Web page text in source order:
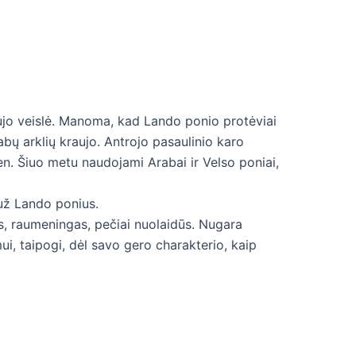
veislė. Manoma, kad Lando ponio protėviai
arklių kraujo. Antrojo pasaulinio karo
Šiuo metu naudojami Arabai ir Velso poniai,
Lando ponius.
pečiai nuolaidūs. Nugara
taipogi, dėl savo gero charakterio, kaip